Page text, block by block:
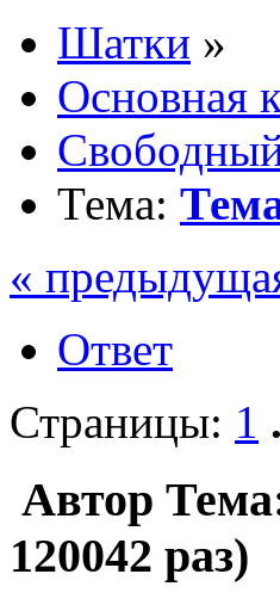
Шатки »
Основная
Тема:
«
Ответ
Страницы: 1
Автор
120042 раз)